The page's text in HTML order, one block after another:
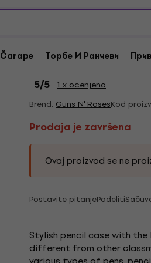
Čarape Торбе И Ранчеви
Prodaja je završena
Guns N' Roses
Black/Multi
5/5 1 x ocenjeno
Brend: Guns N' RosesKod
Prodaja je završena
Ovaj proizvod se ne
Postavite pitanjePodeliti
Stylish pencil case with
different from other